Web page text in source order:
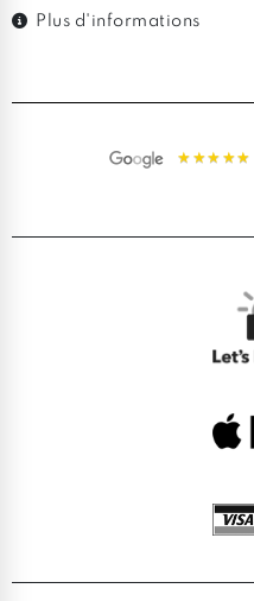
Plus d'informations